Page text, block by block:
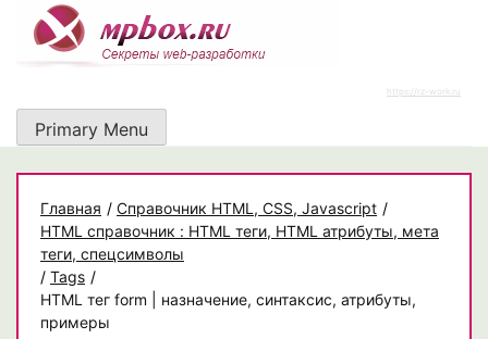
content
https://rz-work.ru
Primary Menu
Главная / Cправочник HTML, CSS, Javascript /
HTML справочник : HTML теги, HTML атрибуты, мета
теги, спецсимволы
/ Tags /
HTML тег form | назначение, синтаксис, атрибуты,
примеры